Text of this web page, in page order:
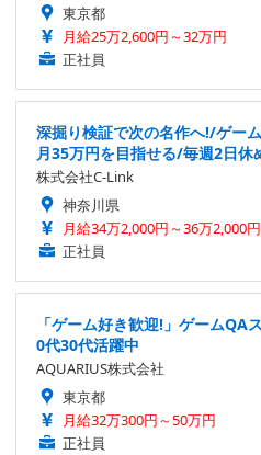
東京都
月給25万2,600円～32万円
正社員
深掘り検証で次の名作へ!/ゲー
月35万円を目指せる/毎週2日休
株式会社C-Link
神奈川県
月給34万2,000円～36万2,000円
正社員
「ゲーム好き歓迎!」ゲーム
0代30代活躍中
AQUARIUS株式会社
東京都
月給32万300円～50万円
正社員